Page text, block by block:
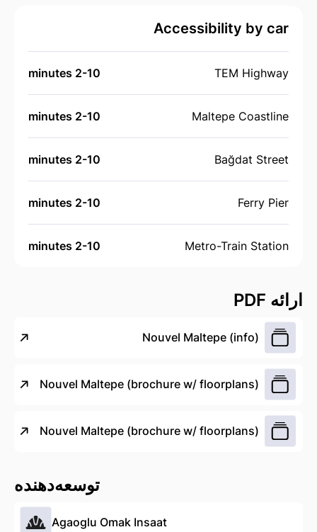
Accessibility by car
TEM Highway
2-10 minutes
Maltepe Coastline
2-10 minutes
Bağdat Street
2-10 minutes
Ferry Pier
2-10 minutes
Metro-Train Station
2-10 minutes
ارائه PDF
Nouvel Maltepe (info)
Nouvel Maltepe (brochure w/ floorplans)
Nouvel Maltepe (brochure w/ floorplans)
توسعه‌دهنده
Agaoglu Omak Insaat